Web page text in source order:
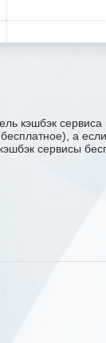
кэшбэк сервиса
а
сервисы